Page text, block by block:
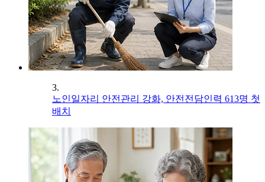
3.
노인일자리 안전관리 강화, 안전전담인력 613명 첫
배치